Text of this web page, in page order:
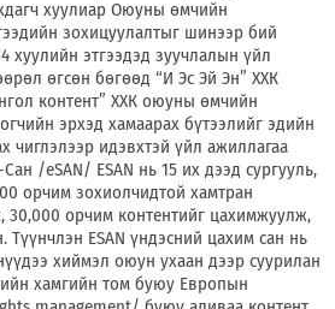
хуулиар Оюуны өмчийн
зохицуулалтыг шинээр бий
хуулийн этгээдэд зуучлалын үйл
өгсөн бөгөөд “И Эс Эй Эн” ХХК
контент” ХХК оюуны өмчийн
эрхэд хамаарах бүтээлийг эдийн
чиглэлээр идэвхтэй үйл ажиллагаа
/eSAN/ ESAN нь 15 их дээд сургууль,
орчим зохиолчидтой хамтран
30,000 орчим контентийг цахимжуулж,
ESAN үндэсний цахим сан нь
хиймэл оюун ухаан дээр суурилан
хамгийн том буюу Европын